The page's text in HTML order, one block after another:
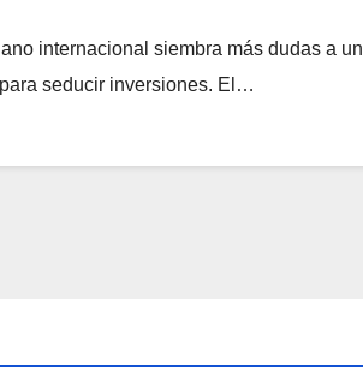
internacional siembra más dudas a un
seducir inversiones. El…